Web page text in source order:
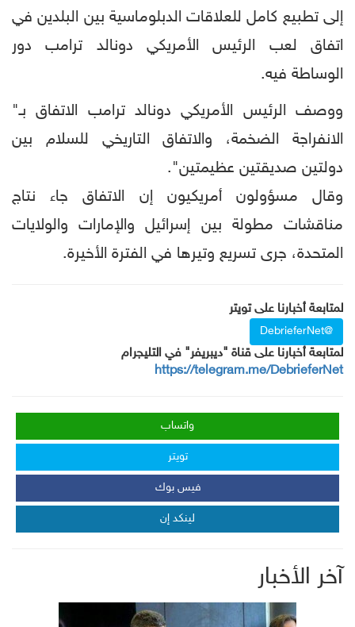
إلى تطبيع كامل للعلاقات الدبلوماسية بين البلدين في
اتفاق لعب الرئيس الأمريكي دونالد ترامب دور
الوساطة فيه.
ووصف الرئيس الأمريكي دونالد ترامب الاتفاق بـ"
الانفراجة الضخمة، والاتفاق التاريخي للسلام بين
دولتين صديقتين عظيمتين".
وقال مسؤولون أمريكيون إن الاتفاق جاء نتاج
مناقشات مطولة بين إسرائيل والإمارات والولايات
المتحدة، جرى تسريع وتيرها في الفترة الأخيرة.
لمتابعة أخبارنا على تويتر
@DebrieferNet
لمتابعة أخبارنا على قناة "ديبريفر" في التليجرام
https://telegram.me/DebrieferNet
واتساب
تويتر
فيس بوك
لينكد إن
آخر الأخبار